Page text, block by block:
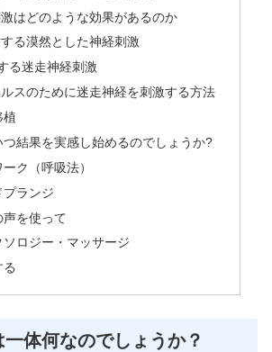
はどのような効果があるのか
る漠然とした神経刺激
る迷走神経刺激
ルスのために迷走神経を刺激する方法
植
つ結果を実感し始めるのでしょうか?
ク（呼吸法）
プランジ
声を使って
ソロジー・マッサージ
体何なのでしょうか？